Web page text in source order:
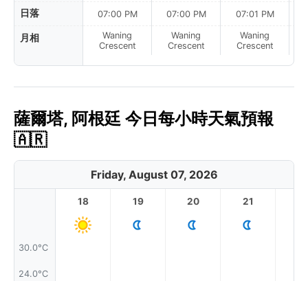
日落
月相
07:00 PM
Waning
Crescent
07:00 PM
Waning
Crescent
07:01 PM
Waning
Crescent
薩爾塔, 阿根廷 今日每小時天氣預報
🇦🇷
Friday, August 07, 2026
30.0°C
24.0°C
18 19 20 21